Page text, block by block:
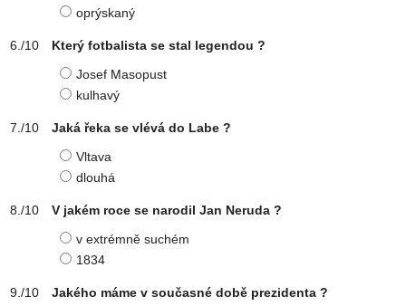
oprýskaný
Který fotbalista se stal legendou ?
Josef Masopust
kulhavý
Jaká řeka se vlévá do Labe ?
Vltava
dlouhá
V jakém roce se narodil Jan Neruda ?
v extrémně suchém
1834
Jakého máme v současné době prezidenta ?